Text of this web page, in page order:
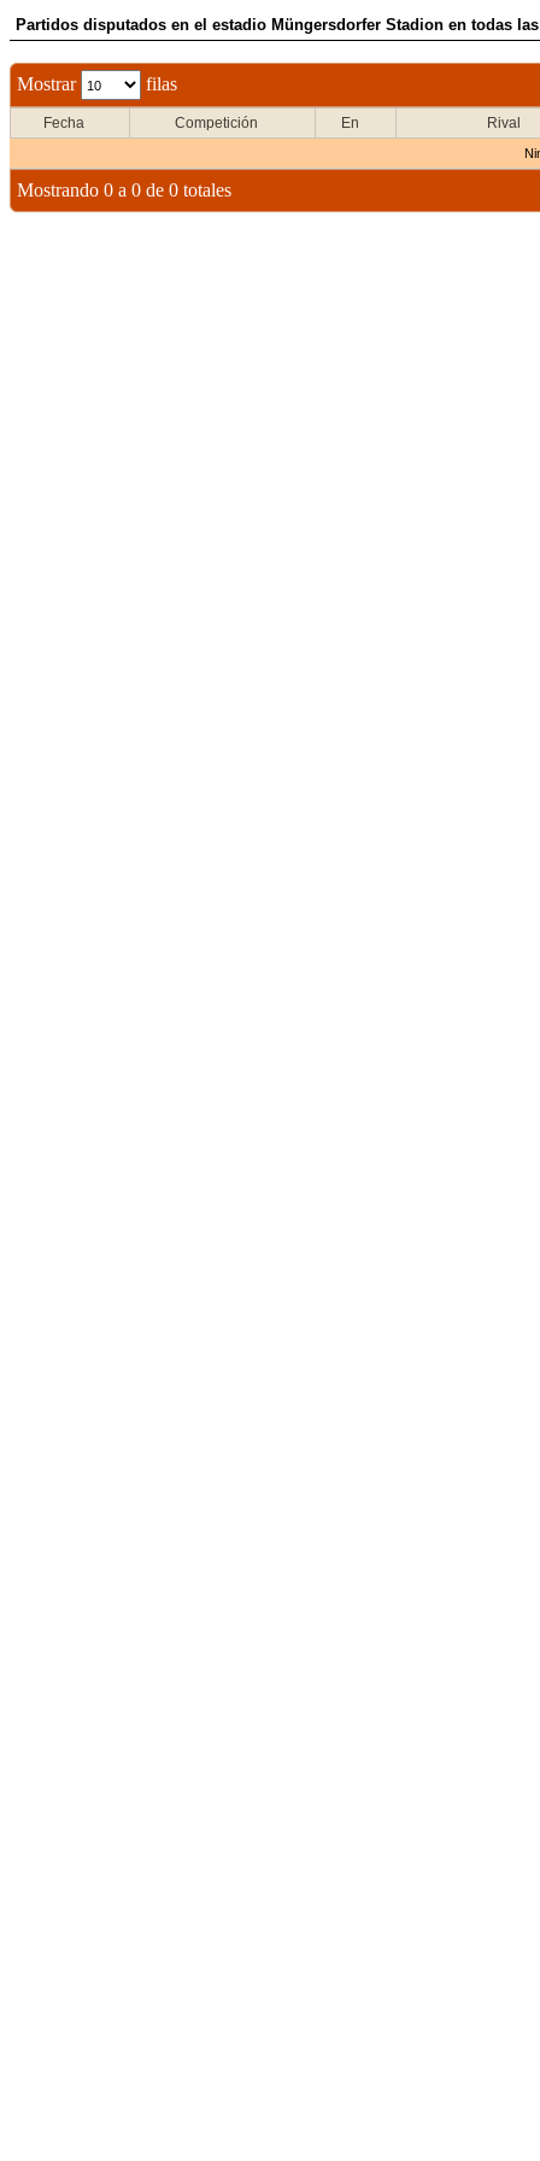
Partidos disputados en el estadio Müngersdorfer Stadion en todas
Mostrar filas
Fecha Competición En Rival
Mostrando 0 a 0 de 0 totales